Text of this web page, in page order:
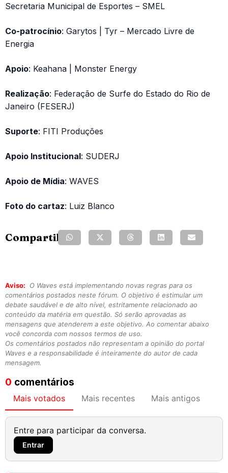
Secretaria Municipal de Esportes – SMEL
Co-patrocínio: Garytos | Tyr – Mercado Livre de
Energia
Apoio: Keahana | Monster Energy
Realização: Federação de Surfe do Estado do Rio de
Janeiro (FESERJ)
Suporte: FITI Produções
Apoio Institucional: SUDERJ
Apoio de Mídia: WAVES
Foto do cartaz: Luiz Blanco
Compartilhe:
Aviso:
O Waves está implementando novas regras para os
comentários postados neste fórum. O objetivo é estimular um
debate saudável e de alto nível, estritamente relacionado ao
conteúdo da matéria em questão. Só serão aprovadas as
mensagens que atenderem a este objetivo. Ao comentar abaixo
você concorda com nossos termos de uso.
Os comentários postados não representam a opinião do portal
Waves e a responsabilidade é inteiramente do autor de cada
mensagem.
0 comentários
Mais votados Mais recentes Mais antigos
Entre para participar da conversa.
Entrar